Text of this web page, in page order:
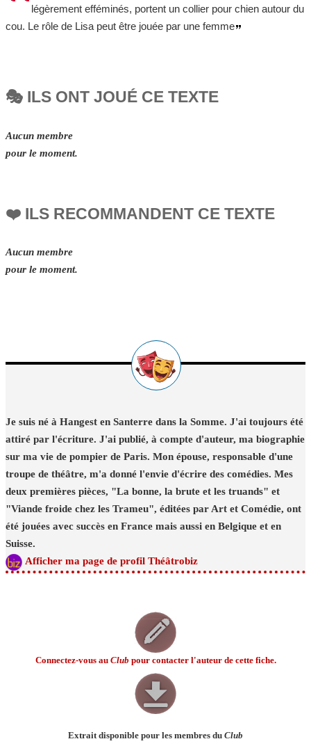
légèrement efféminés, portent un collier pour chien autour du
cou. Le rôle de Lisa peut être jouée par une femme
🎭 ILS ONT JOUÉ CE TEXTE
Aucun membre
pour le moment.
❤️ ILS RECOMMANDENT CE TEXTE
Aucun membre
pour le moment.
Je suis né à Hangest en Santerre dans la Somme. J'ai toujours été
attiré par l'écriture. J'ai publié, à compte d'auteur, ma biographie
sur ma vie de pompier de Paris. Mon épouse, responsable d'une
troupe de théâtre, m'a donné l'envie d'écrire des comédies. Mes
deux premières pièces, "La bonne, la brute et les truands" et
"Viande froide chez les Trameu", éditées par Art et Comédie, ont
été jouées avec succès en France mais aussi en Belgique et en
Suisse.
Afficher ma page de profil Théâtrobiz
Connectez-vous au Club pour contacter l'auteur de cette fiche.
Extrait disponible pour les membres du Club